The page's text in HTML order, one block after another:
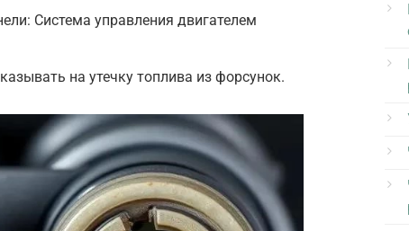
Система управления двигателем
на утечку топлива из форсунок.